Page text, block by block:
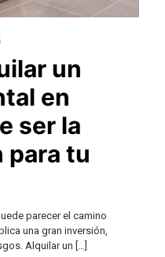
un
en
ser la
para tu
parecer el camino
una gran inversión,
Alquilar un […]